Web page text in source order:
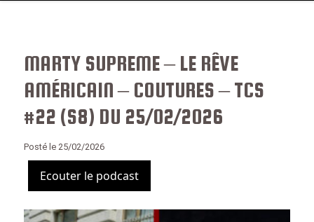
MARTY SUPREME – LE RÊVE
AMÉRICAIN – COUTURES – TCS
#22 (S8) DU 25/02/2026
Posté le 25/02/2026
Ecouter le podcast